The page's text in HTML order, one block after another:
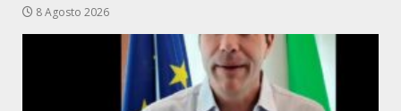
8 Agosto 2026